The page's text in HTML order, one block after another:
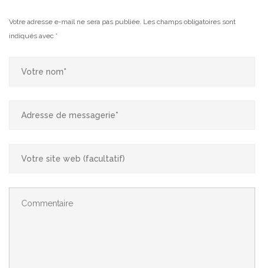
Votre adresse e-mail ne sera pas publiée. Les champs obligatoires sont
indiqués avec *